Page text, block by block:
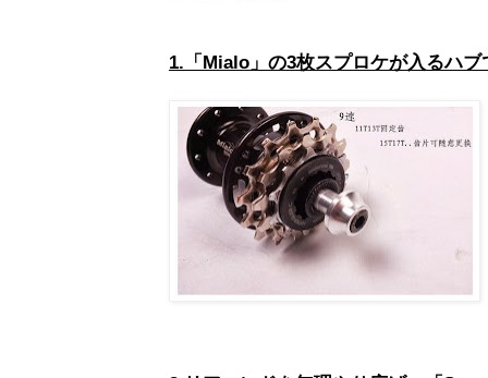
1.「Mialo」の3枚スプロケが入るハブ